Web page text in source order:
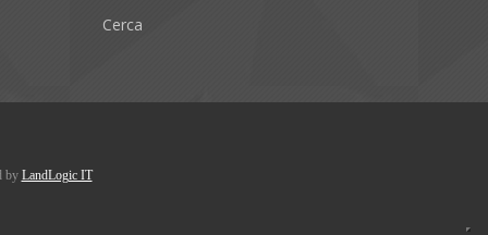
Cerca
by LandLogic IT